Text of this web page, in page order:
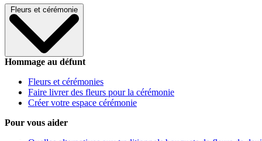
Fleurs et cérémonie
Hommage au défunt
Fleurs et cérémonies
Faire livrer des fleurs pour la cérémonie
Créer votre espace cérémonie
Pour vous aider